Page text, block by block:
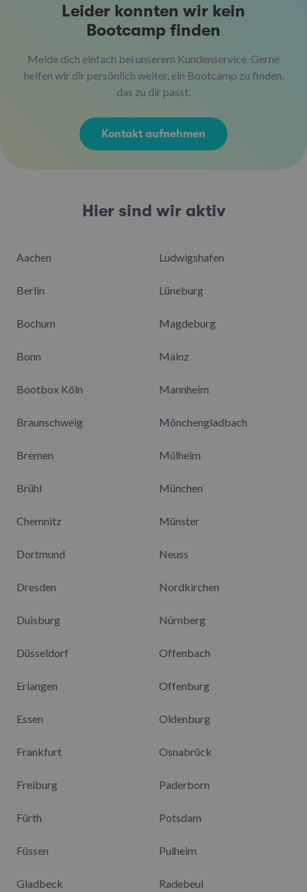
Leider konnten wir kein
Bootcamp finden
Melde dich einfach bei unserem Kundenservice. Gerne
helfen wir dir persönlich weiter, ein Bootcamp zu finden,
das zu dir passt.
Kontakt aufnehmen
Hier sind wir aktiv
Aachen
Berlin
Bochum
Bonn
Bootbox Köln
Braunschweig
Bremen
Brühl
Chemnitz
Dortmund
Dresden
Duisburg
Düsseldorf
Erlangen
Essen
Frankfurt
Freiburg
Fürth
Füssen
Gladbeck
Ludwigshafen
Lüneburg
Magdeburg
Mainz
Mannheim
Mönchengladbach
Mülheim
München
Münster
Neuss
Nordkirchen
Nürnberg
Offenbach
Offenburg
Oldenburg
Osnabrück
Paderborn
Potsdam
Pulheim
Radebeul